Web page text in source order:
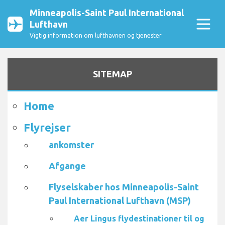
Minneapolis-Saint Paul International
Lufthavn
Vigtig information om lufthavnen og tjenester
SITEMAP
Home
Flyrejser
ankomster
Afgange
Flyselskaber hos Minneapolis-Saint
Paul International Lufthavn (MSP)
Aer Lingus flydestinationer til og